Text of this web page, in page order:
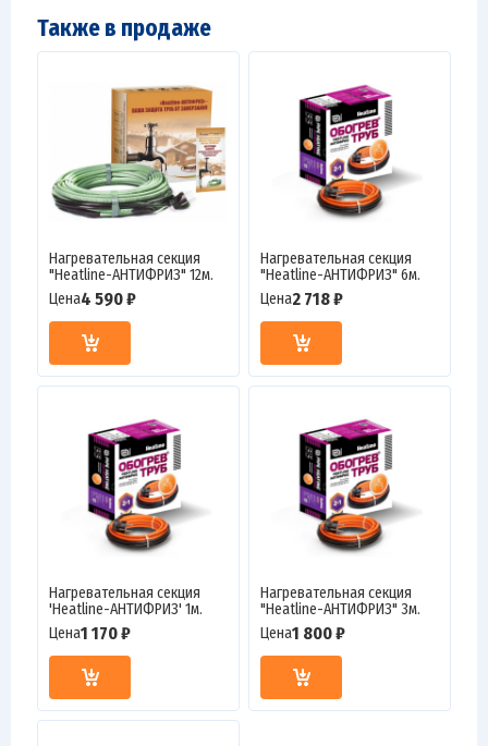
Также в продаже
Нагревательная секция
"Heatline-АНТИФРИЗ" 12м.
Цена4 590 ₽
Нагревательная секция
"Heatline-АНТИФРИЗ" 6м.
Цена2 718 ₽
Нагревательная секция
'Heatline-АНТИФРИЗ' 1м.
Цена1 170 ₽
Нагревательная секция
"Heatline-АНТИФРИЗ" 3м.
Цена1 800 ₽